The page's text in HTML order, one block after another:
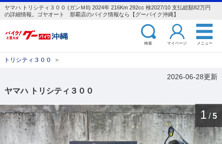
ヤマハ トリシティ３００ (ガンＭII) 2024年 216Km 292cc 検2027/10 支払総額82万円
の詳細情報。ゴヤオート 那覇店のバイク情報なら【グーバイク沖縄】
検索 マイページ メニュー
トリシティ３００ ＞
2026-06-28更新
ヤマハ トリシティ３００
1 / 5